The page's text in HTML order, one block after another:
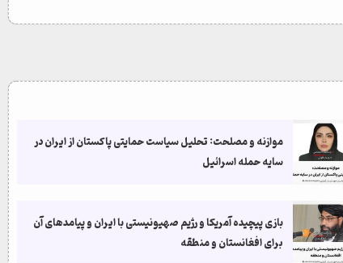
موازنه و مصلحت: تحلیل سیاست حمایتی پاکستان از ایران در
سایه حمله اسرائیل
بازی پیچیده آمریکا و رژیم صهیونیستی با ایران و پیامدهای آن
برای افغانستان و منطقه